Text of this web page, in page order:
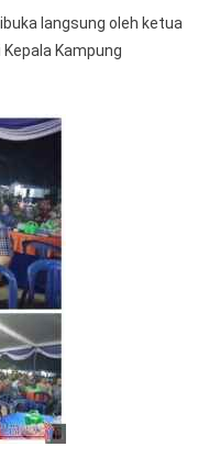
Tahun
Karnel
Kulit
langsung oleh ketua
Kampung